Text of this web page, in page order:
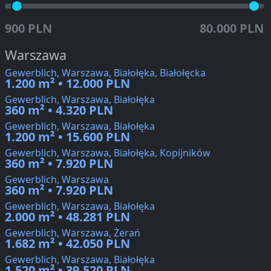
900 PLN 80.000 PLN
Warszawa
Gewerblich, Warszawa, Białołęka, Białołęcka
1.200 m² • 12.000 PLN
Gewerblich, Warszawa, Białołęka
360 m² • 4.320 PLN
Gewerblich, Warszawa, Białołęka
1.200 m² • 15.600 PLN
Gewerblich, Warszawa, Białołęka, Kopijników
360 m² • 7.920 PLN
Gewerblich, Warszawa
360 m² • 7.920 PLN
Gewerblich, Warszawa, Białołęka
2.000 m² • 48.281 PLN
Gewerblich, Warszawa, Żerań
1.682 m² • 42.050 PLN
Gewerblich, Warszawa, Białołęka